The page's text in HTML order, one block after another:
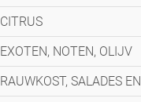
CITRUS
EXOTEN, NOTEN, OLIJV
RAUWKOST, SALADES EN